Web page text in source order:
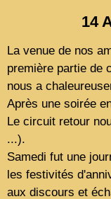
14
La venue de nos
première partie de
nous a
Après une soirée
Le circuit retour
...).
Samedi fut une
les festivités
aux discours et